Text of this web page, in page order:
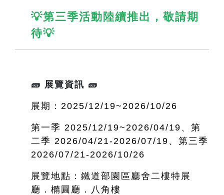
💡第三季活動陸續推出，敬請期
待💡
🧱 展覽資訊 🧱
展期：2025/12/19~2026/10/26
第一季 2025/12/19~ 2026/04/19、第
二季 2026/04/21-2026/07/19、第三季
2026/07/21-2026/10/26
展覽地點：鐵道部園區廳舍二樓特展
廳．橢圓廳．八角樓